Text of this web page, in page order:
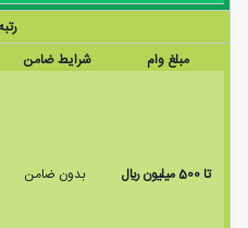
رتبه B
مبلغ وام
شرایط ضامن
بدون ضامن